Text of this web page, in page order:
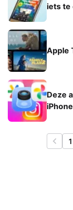
iets te
Apple
Deze
Vorige
1